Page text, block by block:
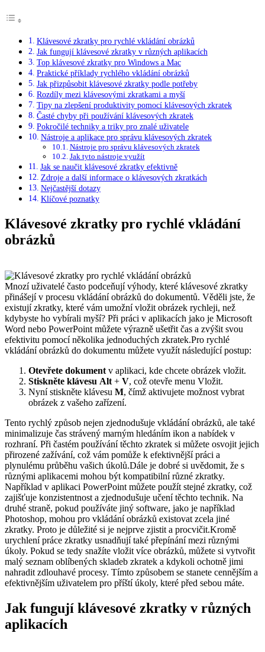
Klávesové zkratky pro rychlé vkládání obrázků
Jak fungují klávesové zkratky v různých aplikacích
Top klávesové zkratky pro Windows a Mac
Praktické příklady rychlého vkládání obrázků
Jak přizpůsobit klávesové zkratky podle potřeby
Rozdíly mezi klávesovými zkratkami a myší
Tipy na zlepšení produktivity pomocí klávesových zkratek
Časté chyby při používání klávesových zkratek
Pokročilé techniky a triky pro znalé uživatele
Nástroje a aplikace pro správu klávesových zkratek
Nástroje pro správu klávesových zkratek
Jak tyto nástroje využít
Jak se naučit klávesové zkratky efektivně
Zdroje a další informace o klávesových zkratkách
Nejčastější dotazy
Klíčové poznatky
Klávesové zkratky pro rychlé vkládání
obrázků
Mnozí uživatelé často podceňují výhody, které klávesové zkratky
přinášejí v procesu vkládání obrázků do dokumentů. Věděli jste, že
existují zkratky, které vám umožní vložit obrázek rychleji, než
kdybyste ho vybírali myší? Při práci v aplikacích jako je Microsoft
Word nebo PowerPoint můžete výrazně ušetřit čas a zvýšit svou
efektivitu pomocí několika jednoduchých zkratek.Pro rychlé
vkládání obrázků do dokumentu můžete využít následující postup:
Otevřete dokument v aplikaci, kde chcete obrázek vložit.
Stiskněte klávesu Alt + V, což otevře menu Vložit.
Nyní stiskněte klávesu M, čímž aktivujete možnost vybrat
obrázek z vašeho zařízení.
Tento rychlý způsob nejen zjednodušuje vkládání obrázků, ale také
minimalizuje čas strávený marným hledáním ikon a nabídek v
rozhraní. Při častém používání těchto zkratek si můžete osvojit jejich
přirozené zažívání, což vám pomůže k efektivnější práci a
plynulému průběhu vašich úkolů.Dále je dobré si uvědomit, že s
různými aplikacemi mohou být kompatibilní různé zkratky.
Například v aplikaci PowerPoint můžete použít stejné zkratky, což
zajišťuje konzistentnost a zjednodušuje učení těchto technik. Na
druhé straně, pokud používáte jiný software, jako je například
Photoshop, mohou pro vkládání obrázků existovat zcela jiné
zkratky. Proto je důležité si je nejprve zjistit a procvičit.Kromě
urychlení práce zkratky usnadňují také přepínání mezi různými
úkoly. Pokud se tedy snažíte vložit více obrázků, můžete si vytvořit
malý seznam oblíbených skladeb zkratek a kdykoli ochotně jimi
nahradit zdlouhavé procesy. Tímto způsobem se stanete cennějším a
efektivnějším uživatelem pro příští úkoly, které před sebou máte.
Jak fungují klávesové zkratky v různých
aplikacích